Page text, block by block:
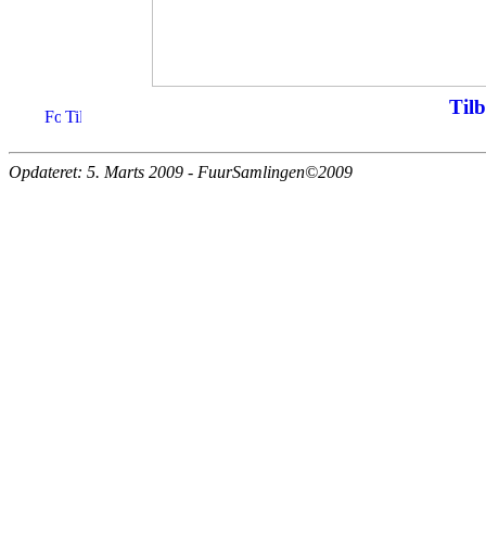
Opdateret: 5. Marts 2009 - FuurSamlingen©2009